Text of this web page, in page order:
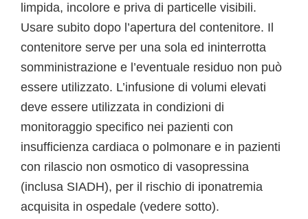
limpida, incolore e priva di particelle visibili.
Usare subito dopo l’apertura del contenitore. Il
contenitore serve per una sola ed ininterrotta
somministrazione e l’eventuale residuo non può
essere utilizzato. L’infusione di volumi elevati
deve essere utilizzata in condizioni di
monitoraggio specifico nei pazienti con
insufficienza cardiaca o polmonare e in pazienti
con rilascio non osmotico di vasopressina
(inclusa SIADH), per il rischio di iponatremia
acquisita in ospedale (vedere sotto).